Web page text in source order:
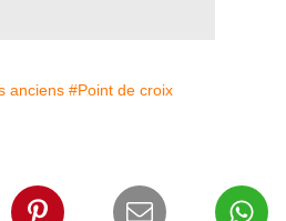
anciens #Point de croix